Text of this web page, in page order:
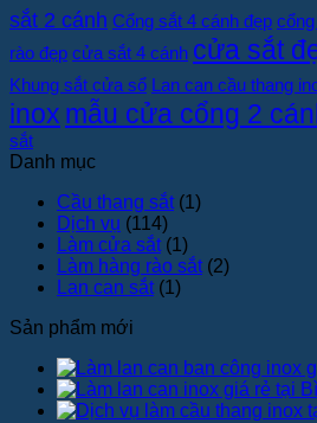
sắt 2 cánh Cổng sắt 4 cánh đẹp
rào đẹp cửa sắt 4 cánh cửa sắt
Khung sắt cửa sổ Lan can cầu thang
inox mẫu cửa cổng 2
sắt
Danh mục
Cầu thang sắt(1)
Dịch vụ (114)
Làm cửa sắt(1)
Làm hàng rào sắt(2)
Lan can sắt(1)
Sản phẩm mới